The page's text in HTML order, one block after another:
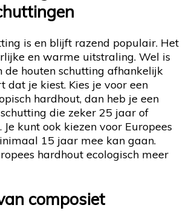
is en blijft razend populair. Het
en warme uitstraling. Wel is
houten schutting afhankelijk
dat je kiest. Kies je voor een
hardhout, dan heb je een
die zeker 25 jaar of
kunt ook kiezen voor Europees
15 jaar mee kan gaan.
hardhout ecologisch meer
composiet